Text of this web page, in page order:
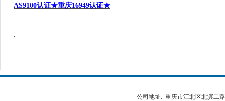
AS9100认证★重庆16949认证★
公司地址: 重庆市江北区北滨二